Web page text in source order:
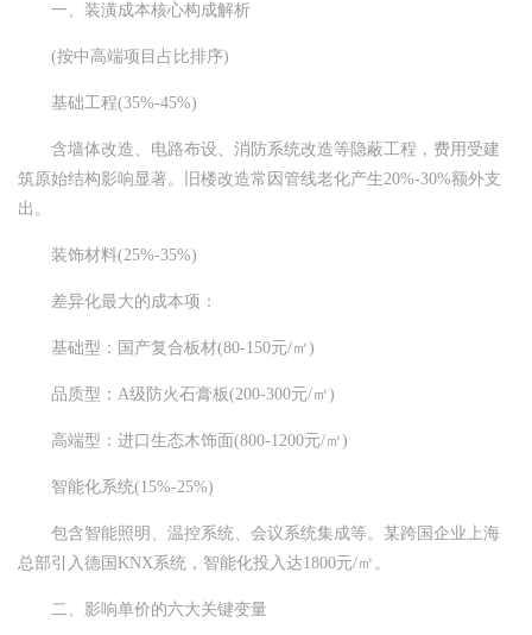
一、装潢成本核心构成解析
(按中高端项目占比排序)
基础工程(35%-45%)
含墙体改造、电路布设、消防系统改造等隐蔽工程，费用受建
筑原始结构影响显著。旧楼改造常因管线老化产生20%-30%额外支
出。
装饰材料(25%-35%)
差异化最大的成本项：
基础型：国产复合板材(80-150元/㎡)
品质型：A级防火石膏板(200-300元/㎡)
高端型：进口生态木饰面(800-1200元/㎡)
智能化系统(15%-25%)
包含智能照明、温控系统、会议系统集成等。某跨国企业上海
总部引入德国KNX系统，智能化投入达1800元/㎡。
二、影响单价的六大关键变量